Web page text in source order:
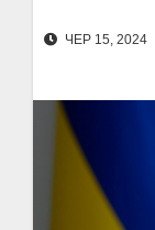
ЧЕР 15, 2024